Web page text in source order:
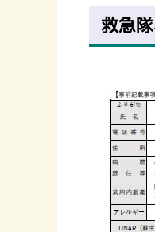
救急